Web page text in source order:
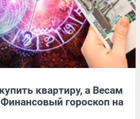
квартиру, а Весам
гороскоп на